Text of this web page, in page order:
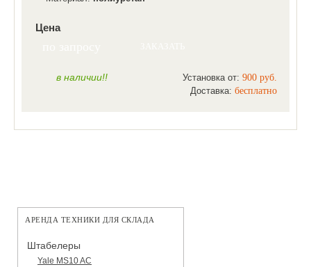
Цена
в наличии!! Установка от: 900 руб.
Доставка: бесплатно
АРЕНДА ТЕХНИКИ ДЛЯ СКЛАДА
Штабелеры
Yale MS10 AC